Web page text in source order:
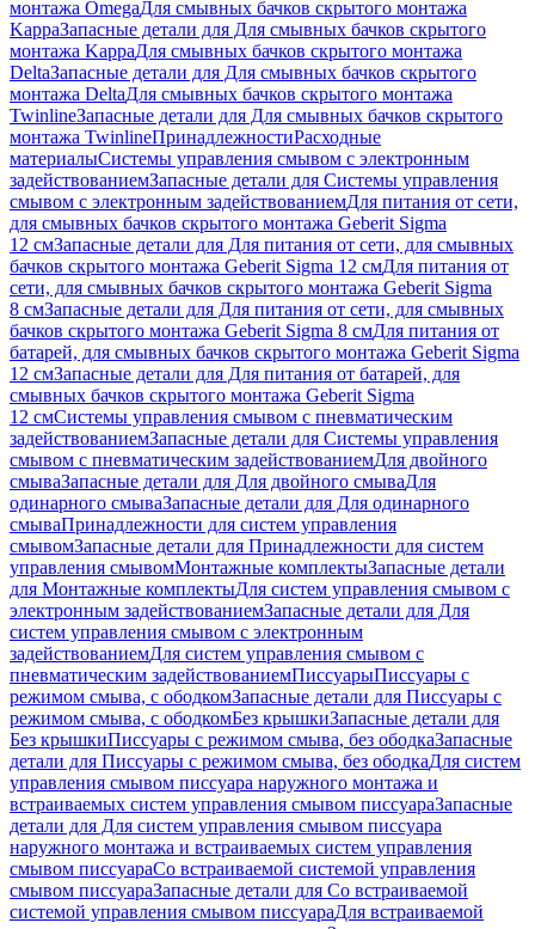
монтажа OmegaДля смывных бачков скрытого монтажа
KappaЗапасные детали для Для смывных бачков скрытого
монтажа KappaДля смывных бачков скрытого монтажа
DeltaЗапасные детали для Для смывных бачков скрытого
монтажа DeltaДля смывных бачков скрытого монтажа
TwinlineЗапасные детали для Для смывных бачков скрытого
монтажа TwinlineПринадлежностиРасходные
материалыСистемы управления смывом с электронным
задействованиемЗапасные детали для Системы управления
смывом с электронным задействованиемДля питания от сети,
для смывных бачков скрытого монтажа Geberit Sigma
12 смЗапасные детали для Для питания от сети, для смывных
бачков скрытого монтажа Geberit Sigma 12 смДля питания от
сети, для смывных бачков скрытого монтажа Geberit Sigma
8 смЗапасные детали для Для питания от сети, для смывных
бачков скрытого монтажа Geberit Sigma 8 смДля питания от
батарей, для смывных бачков скрытого монтажа Geberit Sigma
12 смЗапасные детали для Для питания от батарей, для
смывных бачков скрытого монтажа Geberit Sigma
12 смСистемы управления смывом с пневматическим
задействованиемЗапасные детали для Системы управления
смывом с пневматическим задействованиемДля двойного
смываЗапасные детали для Для двойного смываДля
одинарного смываЗапасные детали для Для одинарного
смываПринадлежности для систем управления
смывомЗапасные детали для Принадлежности для систем
управления смывомМонтажные комплектыЗапасные детали
для Монтажные комплектыДля систем управления смывом с
электронным задействованиемЗапасные детали для Для
систем управления смывом с электронным
задействованиемДля систем управления смывом с
пневматическим задействованиемПиссуарыПиссуары с
режимом смыва, с ободкомЗапасные детали для Писсуары с
режимом смыва, с ободкомБез крышкиЗапасные детали для
Без крышкиПиссуары с режимом смыва, без ободкаЗапасные
детали для Писсуары с режимом смыва, без ободкаДля систем
управления смывом писсуара наружного монтажа и
встраиваемых систем управления смывом писсуараЗапасные
детали для Для систем управления смывом писсуара
наружного монтажа и встраиваемых систем управления
смывом писсуараСо встраиваемой системой управления
смывом писсуараЗапасные детали для Со встраиваемой
системой управления смывом писсуараДля встраиваемой